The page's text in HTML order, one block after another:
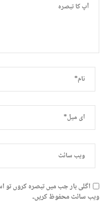
اگلی بار جب میں تبصرہ کروں تو
ویب سائٹ محفوظ کریں۔